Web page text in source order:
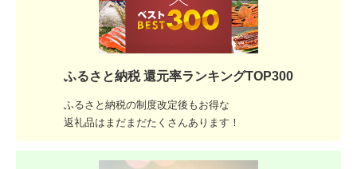
ふるさと納税 還元率ランキングTOP300
ふるさと納税の制度改定後もお得な
返礼品はまだまだたくさんあります！